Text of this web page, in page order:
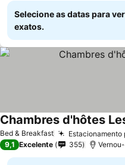
Selecione as datas para
exatos.
Bed & Breakfast Estacionamento
Chambres d'hôtes
9,1 Excelente 355